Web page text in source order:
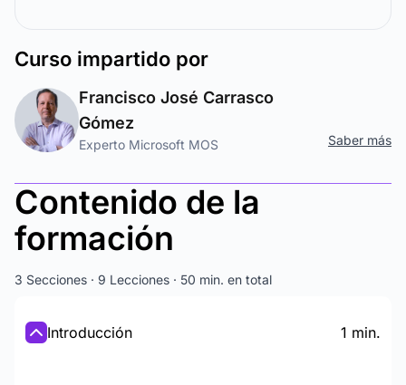
Curso impartido por
Francisco José Carrasco
Gómez
Experto Microsoft MOS Saber más
Contenido de la
formación
3 Secciones · 9 Lecciones · 50 min. en total
Introducción 1 min.